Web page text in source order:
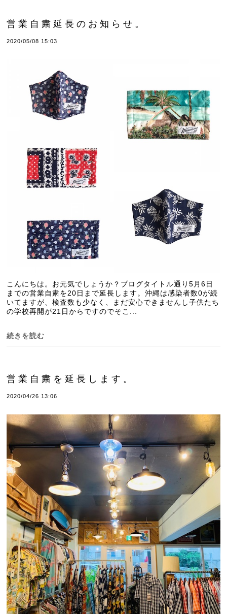
営業自粛延長のお知らせ。
2020/05/08 15:03
こんにちは。お元気でしょうか？ブログタイトル通り5月6日
までの営業自粛を20日まで延長します。沖縄は感染者数0が続
いてますが、検査数も少なく、まだ安心できませんし子供たち
の学校再開が21日からですのでそこ...
続きを読む
営業自粛を延長します。
2020/04/26 13:06